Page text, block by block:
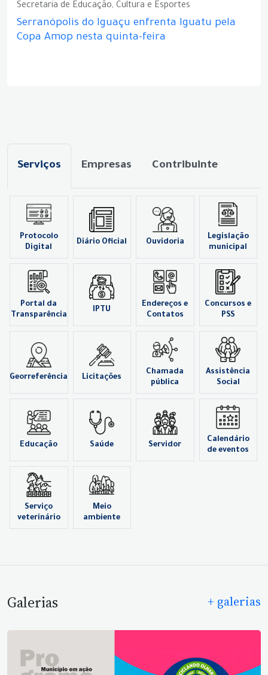
Secretaria de Educação, Cultura e Esportes
Serranópolis do Iguaçu enfrenta Iguatu pela
Copa Amop nesta quinta-feira
Serviços Empresas Contribuinte
Protocolo
Digital
Diário Oficial Ouvidoria
Legislação
municipal
Portal da
Transparência
IPTU
Endereços e
Contatos
Concursos e
PSS
Georreferência Licitações
Chamada
pública
Assistência
Social
Educação Saúde Servidor
Calendário
de eventos
Serviço
veterinário
Meio
ambiente
Galerias + galerias